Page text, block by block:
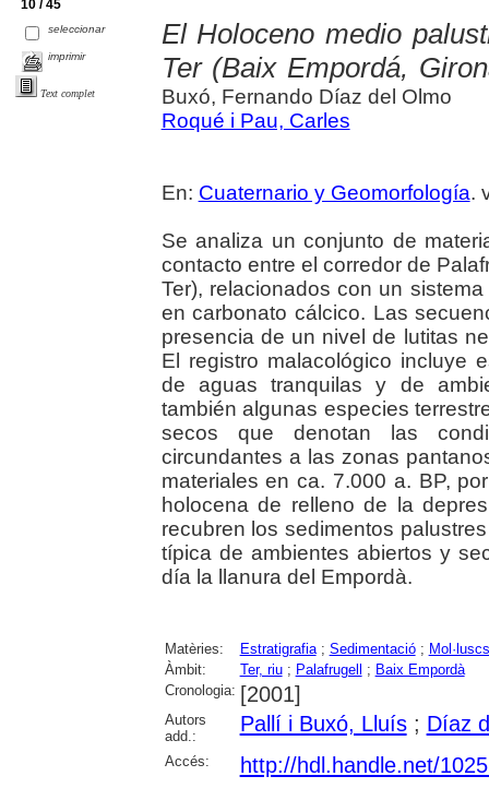
10 / 45
seleccionar
imprimir
Text complet
El Holoceno medio
Ter (Baix Empordá,
Buxó, Fernando Díaz del Olmo
Roqué i Pau, Carles
En: Cuaternario y Geomorfología.
Se analiza un conjunto de
contacto entre el corredor de
Ter), relacionados con un
en carbonato cálcico. Las
presencia de un nivel de lutitas
El registro malacológico incluye
de aguas tranquilas y de
también algunas especies
secos que denotan las
circundantes a las zonas
materiales en ca. 7.000 a. BP,
holocena de relleno de la
recubren los sedimentos
típica de ambientes abiertos y
día la llanura del Empordà.
Matèries: Estratigrafia; Sedimentació; Mol·luscs
Àmbit:
Ter, riu; Palafrugell ; Baix Empordà
Cronologia: [2001]
Autors
add.:
Pallí i Buxó, Lluís; Díaz
Accés: http://hdl.handle.net/